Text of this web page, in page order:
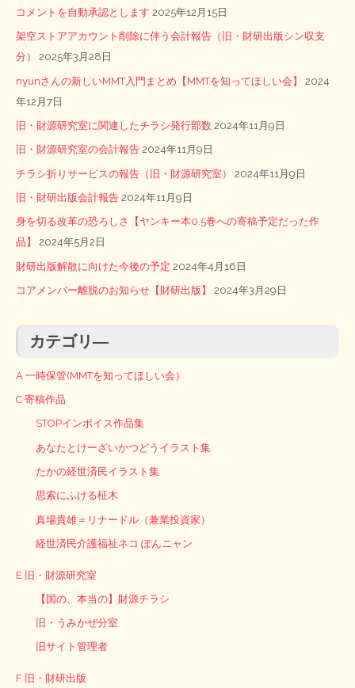
コメントを自動承認とします 2025年12月15日
架空ストアアカウント削除に伴う会計報告（旧・財研出版シン収支
分）
2025年3月28日
nyunさんの新しいMMT入門まとめ【MMTを知ってほしい会】
2024
年12月7日
旧・財源研究室に関連したチラシ発行部数 2024年11月9日
旧・財源研究室の会計報告 2024年11月9日
チラシ折りサービスの報告（旧・財源研究室） 2024年11月9日
旧・財研出版会計報告 2024年11月9日
身を切る改革の恐ろしさ【ヤンキー本0.5巻への寄稿予定だった作
品】
2024年5月2日
財研出版解散に向けた今後の予定 2024年4月16日
コアメンバー離脱のお知らせ【財研出版】 2024年3月29日
カテゴリ―
A 一時保管(MMTを知ってほしい会）
C 寄稿作品
STOPインボイス作品集
あなたとけーざいかつどうイラスト集
たかの経世済民イラスト集
思索にふける柾木
真場貴雄＝リナードル（兼業投資家）
経世済民介護福祉ネコ ぽんニャン
E 旧・財源研究室
【国の、本当の】財源チラシ
旧・うみかぜ分室
旧サイト管理者
F 旧・財研出版